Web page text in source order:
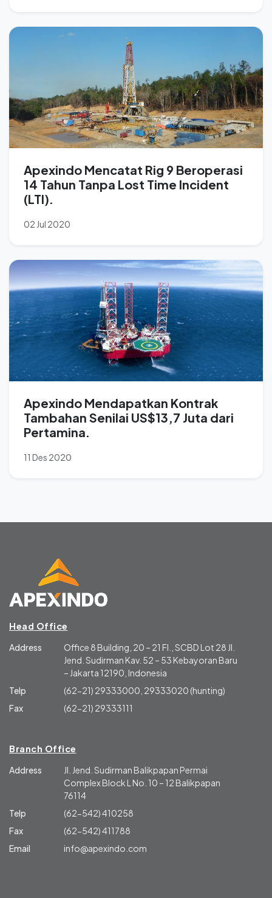
Apexindo Mencatat Rig 9 Beroperasi
14 Tahun Tanpa Lost Time Incident
(LTI).
02 Jul 2020
Apexindo Mendapatkan Kontrak
Tambahan Senilai US$13,7 Juta dari
Pertamina.
11 Des 2020
Head Office
Address
Office 8 Building, 20 – 21 Fl., SCBD Lot 28 Jl.
Jend. Sudirman Kav. 52 – 53 Kebayoran Baru
– Jakarta 12190, Indonesia
Telp
(62-21) 29333000, 29333020 (hunting)
Fax
(62-21) 29333111
Branch Office
Address
Jl. Jend. Sudirman Balikpapan Permai
Complex Block L No. 10 – 12 Balikpapan
76114
Telp
(62-542) 410258
Fax
(62-542) 411788
Email
info@apexindo.com